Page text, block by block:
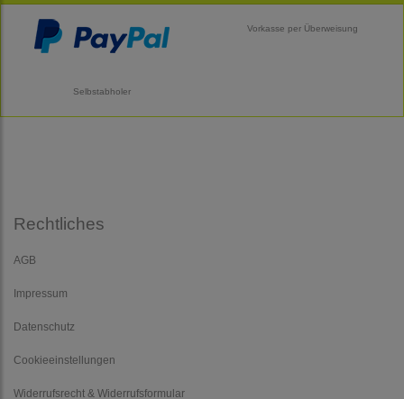
Vorkasse per Überweisung
Selbstabholer
Rechtliches
AGB
Impressum
Datenschutz
Cookieeinstellungen
Widerrufsrecht & Widerrufsformular